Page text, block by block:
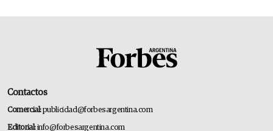
Contactos
Comercial:publicidad@forbesargentina.com
Editorial:info@forbesargentina.com